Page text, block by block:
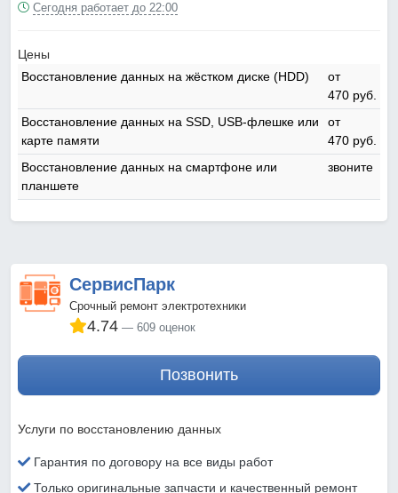
Сегодня работает до 22:00
Цены
Восстановление данных на жёстком диске (HDD)
от
470 pyб.
Восстановление данных на SSD, USB-флешке или
карте памяти
от
470 pyб.
Восстановление данных на смартфоне или
планшете
звоните
СервисПарк
Срочный ремонт электротехники
4.74 609 оценок
Позвонить
Услуги по восстановлению данных
Гарантия по договору на все виды работ
Только оригинальные запчасти и качественный ремонт